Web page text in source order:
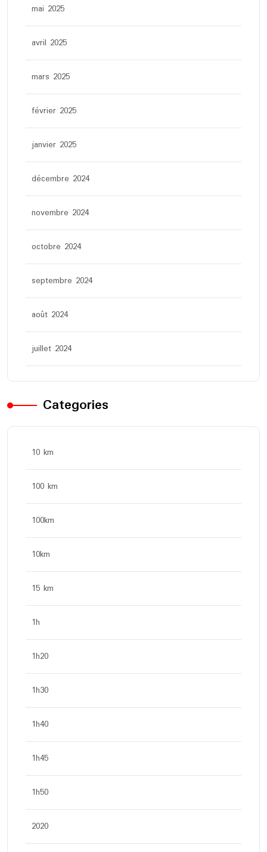
mai 2025
avril 2025
mars 2025
février 2025
janvier 2025
décembre 2024
novembre 2024
octobre 2024
septembre 2024
août 2024
juillet 2024
Categories
10 km
100 km
100km
10km
15 km
1h
1h20
1h30
1h40
1h45
1h50
2020